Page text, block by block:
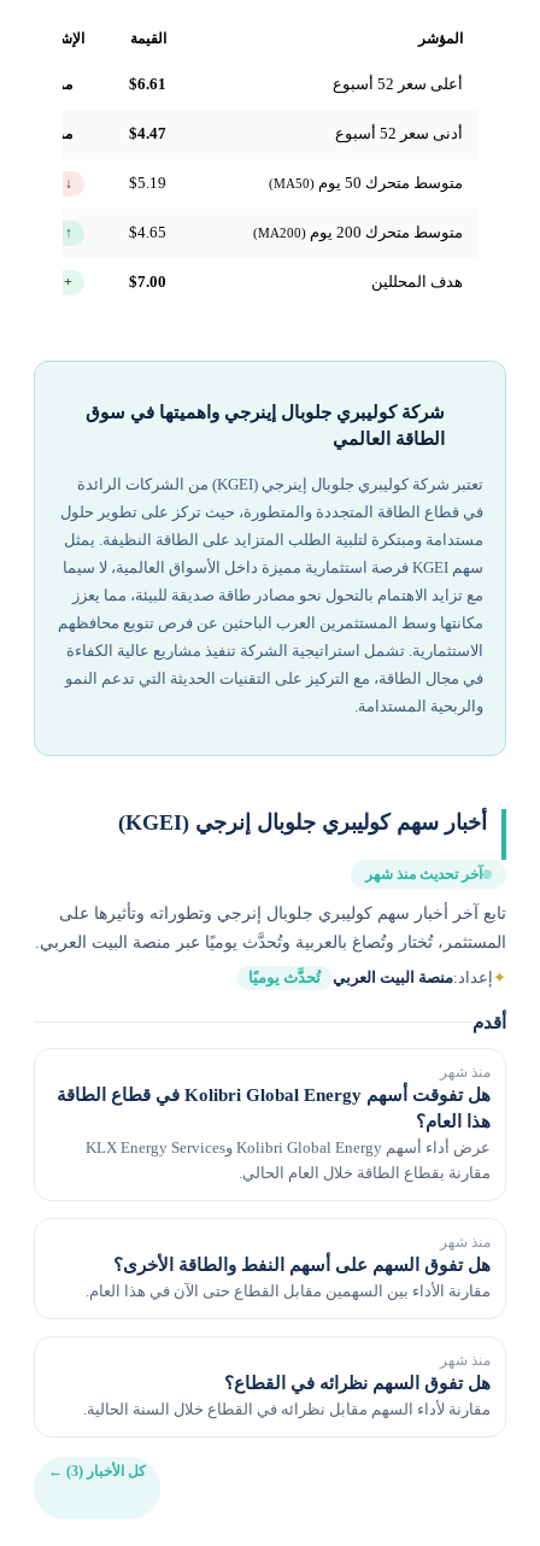
المؤشر القيمة الإشارة
أعلى سعر 52 أسبوع $6.61 مرجعي
أدنى سعر 52 أسبوع $4.47 مرجعي
متوسط متحرك 50 يوم $5.19 ↓ تحت
متوسط متحرك 200 يوم $4.65 ↑ فوق
هدف المحللين $7.00
+42.3%
شركة كوليبري جلوبال إينرجي واهميتها في سوق
الطاقة العالمي
تعتبر شركة كوليبري جلوبال إينرجي (KGEI) من الشركات الرائدة
في قطاع الطاقة المتجددة والمتطورة، حيث تركز على تطوير حلول
مستدامة ومبتكرة لتلبية الطلب المتزايد على الطاقة النظيفة. يمثل
سهم KGEI فرصة استثمارية مميزة داخل الأسواق العالمية، لا سيما
مع تزايد الاهتمام بالتحول نحو مصادر طاقة صديقة للبيئة، مما يعزز
مكانتها وسط المستثمرين العرب الباحثين عن فرص تنويع محافظهم
الاستثمارية. تشمل استراتيجية الشركة تنفيذ مشاريع عالية الكفاءة
في مجال الطاقة، مع التركيز على التقنيات الحديثة التي تدعم النمو
والربحية المستدامة.
أخبار سهم كوليبري جلوبال إنرجي (KGEI)
آخر تحديث منذ شهر
تابع آخر أخبار سهم كوليبري جلوبال إنرجي وتطوراته وتأثيرها على
المستثمر، تُختار وتُصاغ بالعربية وتُحدَّث يوميًا عبر منصة البيت العربي.
✦إعداد:منصة البيت العربي تُحدَّث يوميًا
أقدم
منذ شهر
هل تفوقت أسهم Kolibri Global Energy في قطاع الطاقة
هذا العام؟
عرض أداء أسهم Kolibri Global Energy وKLX Energy Services
مقارنة بقطاع الطاقة خلال العام الحالي.
منذ شهر
هل تفوق السهم على أسهم النفط والطاقة الأخرى؟
مقارنة الأداء بين السهمين مقابل القطاع حتى الآن في هذا العام.
منذ شهر
هل تفوق السهم نظرائه في القطاع؟
مقارنة لأداء السهم مقابل نظرائه في القطاع خلال السنة الحالية.
كل الأخبار (3) ←